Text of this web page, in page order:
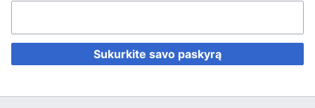
Sukurkite savo paskyrą